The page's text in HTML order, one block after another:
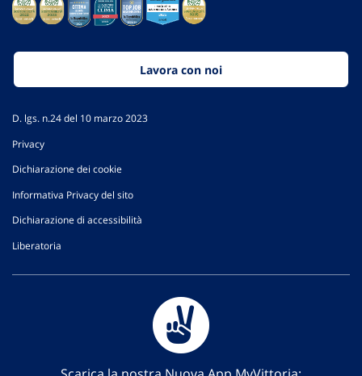
Lavora con noi
D. lgs. n.24 del 10 marzo 2023
Privacy
Dichiarazione dei cookie
Informativa Privacy del sito
Dichiarazione di accessibilità
Liberatoria